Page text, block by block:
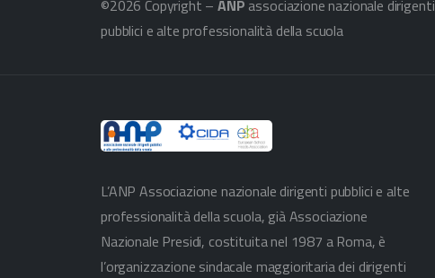
©2026 Copyright –ANP associazione nazionale dirigenti
pubblici e alte professionalità della scuola
L’ANP Associazione nazionale dirigenti pubblici e alte
professionalità della scuola, già Associazione
Nazionale Presidi, costituita nel 1987 a Roma, è
l’organizzazione sindacale maggioritaria dei dirigenti